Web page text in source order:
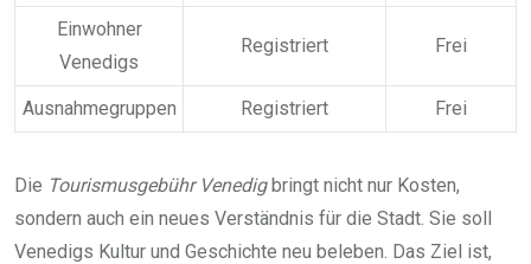
Einwohner
Venedigs
Registriert Frei
Ausnahmegruppen Registriert Frei
Die Tourismusgebühr Venedigbringt nicht nur Kosten,
sondern auch ein neues Verständnis für die Stadt. Sie soll
Venedigs Kultur und Geschichte neu beleben. Das Ziel ist,